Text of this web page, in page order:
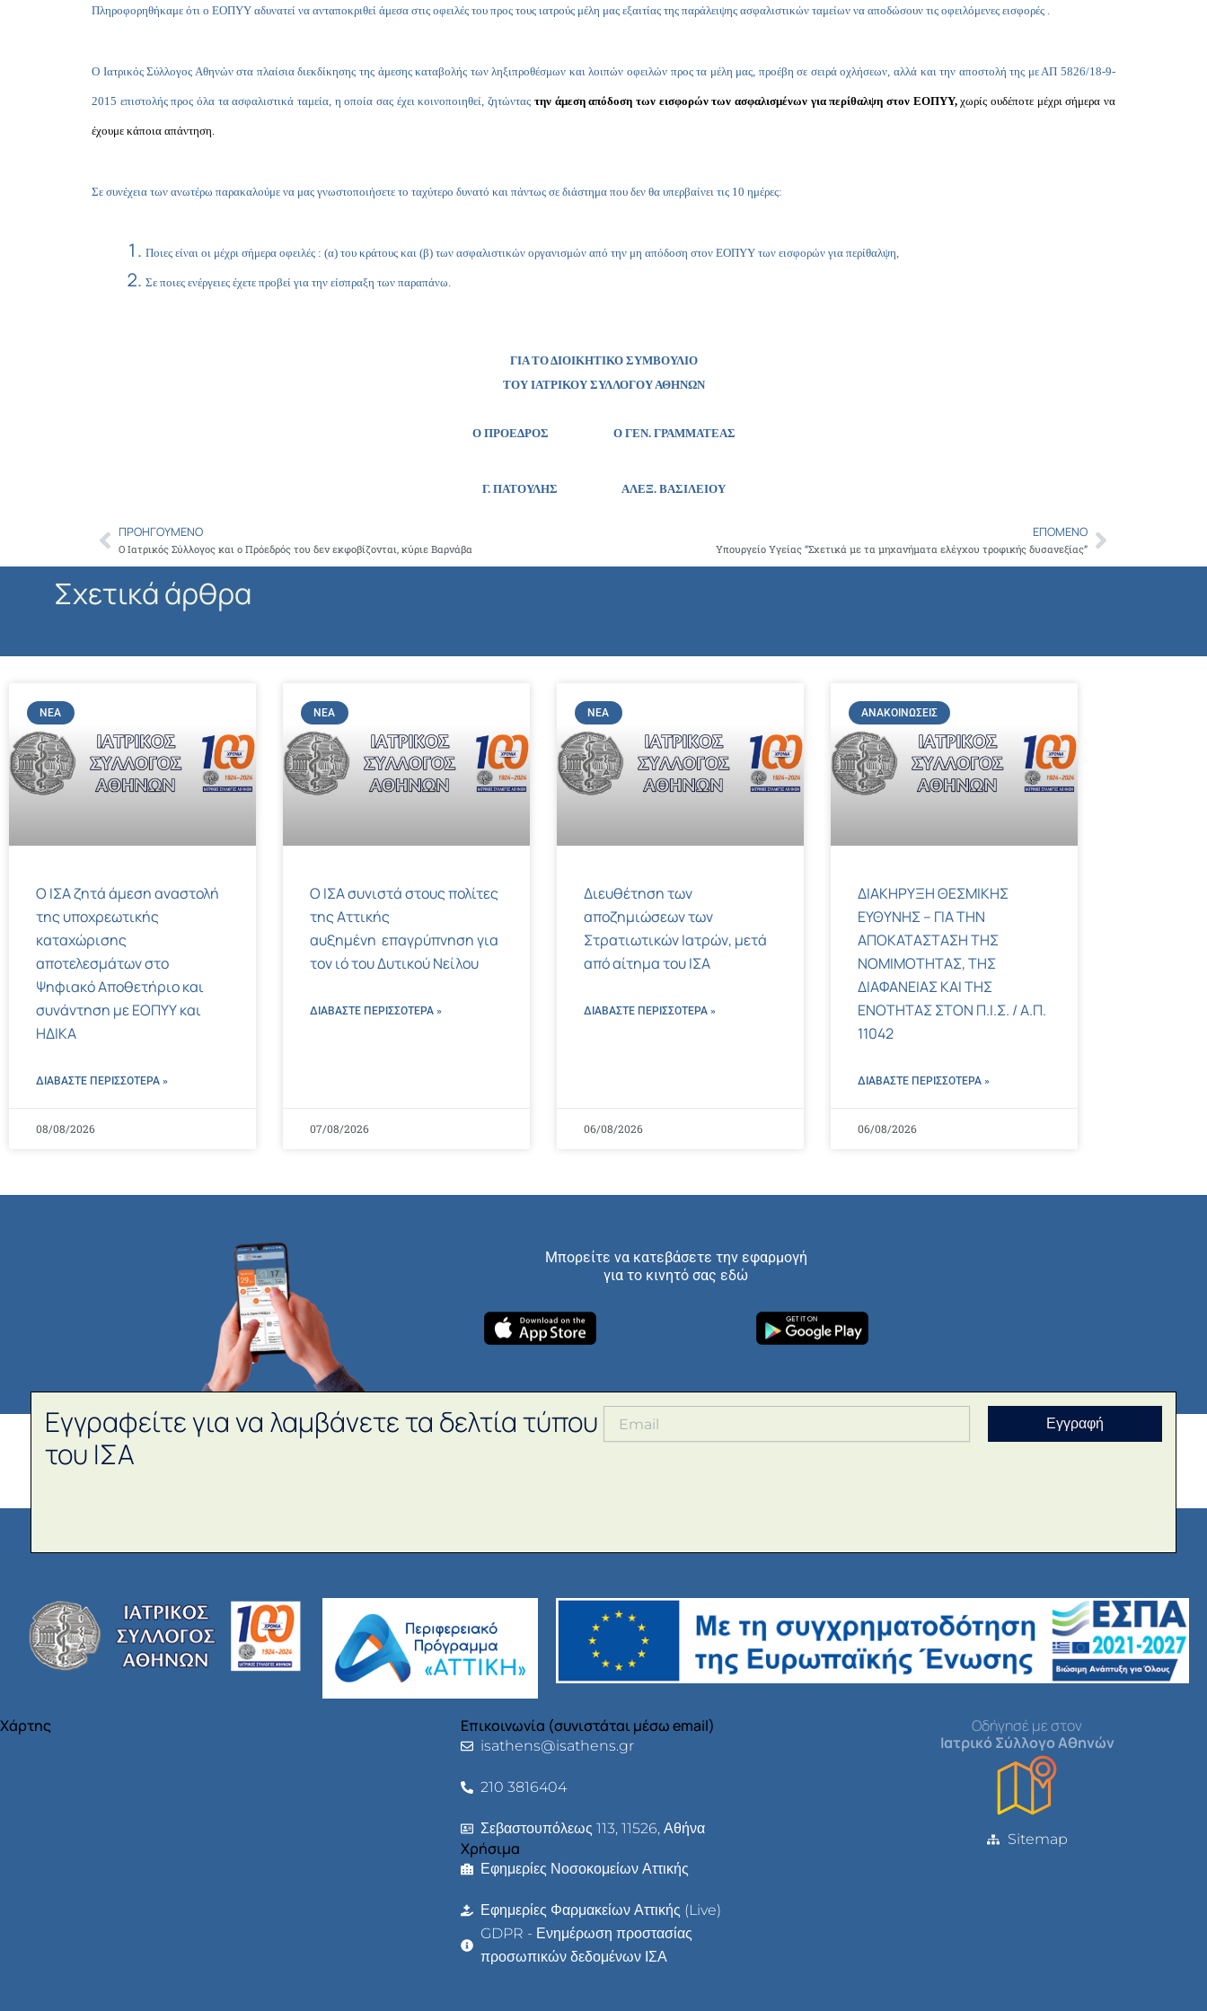
Πληροφορηθήκαμε ότι ο ΕΟΠΥΥ αδυνατεί να ανταποκριθεί άμεσα στις οφειλές του προς τους ιατρούς μέλη μας εξαιτίας της παράλειψης ασφαλιστικών ταμείων να αποδώσουν τις οφειλόμενες εισφορές .
Ο Ιατρικός Σύλλογος Αθηνών στα πλαίσια διεκδίκησης της άμεσης καταβολής των ληξιπροθέσμων και λοιπών οφειλών προς τα μέλη μας, προέβη σε σειρά οχλήσεων, αλλά και την αποστολή της με ΑΠ 5826/18-9-
2015 επιστολής προς όλα τα ασφαλιστικά ταμεία, η οποία σας έχει κοινοποιηθεί, ζητώντας την άμεση απόδοση των εισφορών των ασφαλισμένων για περίθαλψη στον ΕΟΠΥΥ,χωρίς ουδέποτε μέχρι σήμερα να
έχουμε κάποια απάντηση.
Σε συνέχεια των ανωτέρω παρακαλούμε να μας γνωστοποιήσετε το ταχύτερο δυνατό και πάντως σε διάστημα που δεν θα υπερβαίνει τις 10 ημέρες:
Ποιες είναι οι μέχρι σήμερα οφειλές : (α) του κράτους και (β) των ασφαλιστικών οργανισμών από την μη απόδοση στον ΕΟΠΥΥ των εισφορών για περίθαλψη,
Σε ποιες ενέργειες έχετε προβεί για την είσπραξη των παραπάνω.
ΓΙΑ ΤΟ ΔΙΟΙΚΗΤΙΚΟ ΣΥΜΒΟΥΛΙΟ
ΤΟΥ ΙΑΤΡΙΚΟΥ ΣΥΛΛΟΓΟΥ ΑΘΗΝΩΝ
Ο ΠΡΟΕΔΡΟΣ Ο ΓΕΝ. ΓΡΑΜΜΑΤΕΑΣ
Γ. ΠΑΤΟΥΛΗΣ ΑΛΕΞ. ΒΑΣΙΛΕΙΟΥ
Prev
ΠΡΟΗΓΟΎΜΕΝΟ
Ο Ιατρικός Σύλλογος και ο Πρόεδρός του δεν εκφοβίζονται, κύριε Βαρνάβα
ΕΠΌΜΕΝΟ
Υπουργείο Υγείας “Σχετικά με τα μηχανήματα ελέγχου τροφικής δυσανεξίας”Next
Σχετικά άρθρα
ΝΈΑ
Ο ΙΣΑ ζητά άμεση αναστολή
της υποχρεωτικής
καταχώρισης
αποτελεσμάτων στο
Ψηφιακό Αποθετήριο και
συνάντηση με ΕΟΠΥΥ και
ΗΔΙΚΑ
ΔΙΑΒΑΣΤΕ ΠΕΡΙΣΣΌΤΕΡΑ »
08/08/2026
ΝΈΑ
Ο ΙΣΑ συνιστά στους πολίτες
της Αττικής
αυξημένη επαγρύπνηση για
τον ιό του Δυτικού Νείλου
ΔΙΑΒΑΣΤΕ ΠΕΡΙΣΣΌΤΕΡΑ »
07/08/2026
ΝΈΑ
Διευθέτηση των
αποζημιώσεων των
Στρατιωτικών Ιατρών, μετά
από αίτημα του ΙΣΑ
ΔΙΑΒΑΣΤΕ ΠΕΡΙΣΣΌΤΕΡΑ »
06/08/2026
ΑΝΑΚΟΙΝΏΣΕΙΣ
ΔΙΑΚΗΡΥΞΗ ΘΕΣΜΙΚΗΣ
ΕΥΘΥΝΗΣ – ΓΙΑ ΤΗΝ
ΑΠΟΚΑΤΑΣΤΑΣΗ ΤΗΣ
ΝΟΜΙΜΟΤΗΤΑΣ, ΤΗΣ
ΔΙΑΦΑΝΕΙΑΣ ΚΑΙ ΤΗΣ
ΕΝΟΤΗΤΑΣ ΣΤΟΝ Π.Ι.Σ. / Α.Π.
11042
ΔΙΑΒΑΣΤΕ ΠΕΡΙΣΣΌΤΕΡΑ »
06/08/2026
Μπορείτε να κατεβάσετε την εφαρμογή
για το κινητό σας εδώ
Εγγραφείτε για να λαμβάνετε τα δελτία τύπου
του ΙΣΑ
Εγγραφή
Χάρτης Επικοινωνία (συνιστάται μέσω email)
isathens@isathens.gr
210 3816404
Σεβαστουπόλεως 113, 11526, Αθήνα
Χρήσιμα
Εφημερίες Νοσοκομείων Αττικής
Εφημερίες Φαρμακείων Αττικής (Live)
GDPR - Ενημέρωση προστασίας
προσωπικών δεδομένων ΙΣΑ
Οδήγησέ με στον
Ιατρικό Σύλλογο Αθηνών
Sitemap